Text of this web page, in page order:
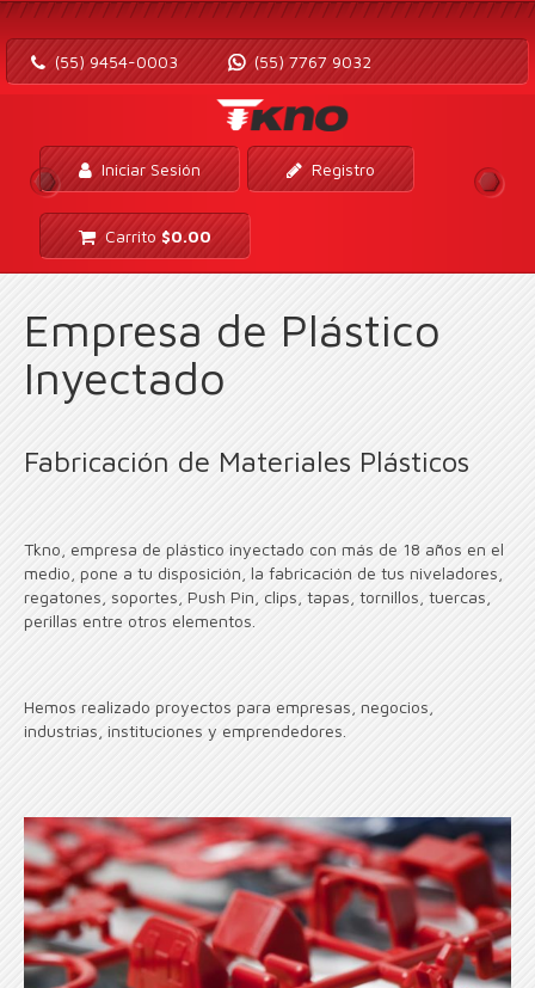
(55) 9454-0003 (55) 7767 9032
Iniciar Sesión Registro
Carrito $0.00
Empresa de Plástico
Inyectado
Fabricación de Materiales Plásticos
Tkno, empresa de plástico inyectado con más de 18 años en el
medio, pone a tu disposición, la fabricación de tus niveladores,
regatones, soportes, Push Pin, clips, tapas, tornillos, tuercas,
perillas entre otros elementos.
Hemos realizado proyectos para empresas, negocios,
industrias, instituciones y emprendedores.